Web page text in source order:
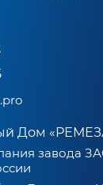
Дом
завода